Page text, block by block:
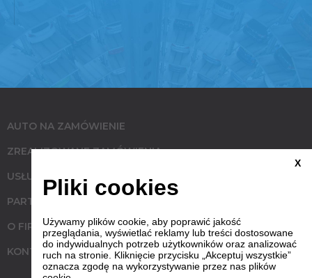
AUTO NA ZAMÓWIENIE
ZREALIZOWANE ZAMÓWIENIA
USŁUGI
PARTNERZY
O FIRMIE
KONTAKT
X
Pliki cookies
Używamy plików cookie, aby poprawić jakość
przeglądania, wyświetlać reklamy lub treści dostosowane
do indywidualnych potrzeb użytkowników oraz analizować
ruch na stronie. Kliknięcie przycisku „Akceptuj wszystkie”
oznacza zgodę na wykorzystywanie przez nas plików